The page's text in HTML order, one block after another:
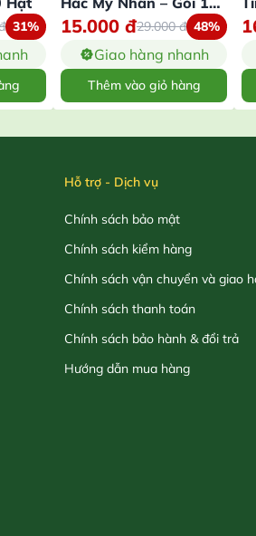
31%
Hạt
15.000 đ29.000đ 48%
Giao hàng nhanh
Thêm vào giỏ hàng
Hỗ trợ - Dịch vụ
Chính sách bảo mật
Chính sách kiểm hàng
Chính sách vận chuyển và giao
Chính sách thanh toán
Chính sách bảo hành & đổi trả
Hướng dẫn mua hàng